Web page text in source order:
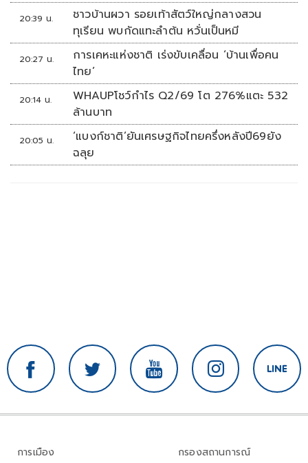
20:39 น.
ชาวบ้านผวา รอยเท้าสัตว์ใหญ่กลางสวน
ทุเรียน พบกัดแทะลำต้น หวั่นเป็นหมี
20:27 น.
การเคหะแห่งชาติ เร่งขับเคลื่อน ‘บ้านเพื่อคน
ไทย’
20:14 น.
WHAUPโชว์กำไร Q2/69 โต 276%แตะ 532
ล้านบาท
20:05 น.
‘แบงก์ชาติ’ยันเศรษฐกิจไทยครึ่งหลังปี69ยัง
ฉลุย
การเมือง
กรองสถานการณ์